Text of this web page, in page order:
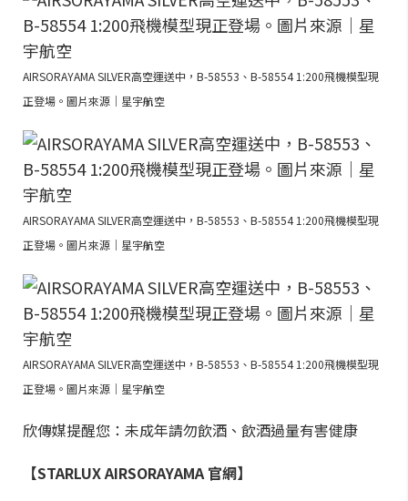
AIRSORAYAMA SILVER高空運送中，B-58553、B-58554 1:200飛機模型現
正登場。圖片來源｜星宇航空
AIRSORAYAMA SILVER高空運送中，B-58553、B-58554 1:200飛機模型現
正登場。圖片來源｜星宇航空
AIRSORAYAMA SILVER高空運送中，B-58553、B-58554 1:200飛機模型現
正登場。圖片來源｜星宇航空
欣傳媒提醒您：未成年請勿飲酒、飲酒過量有害健康
【STARLUX AIRSORAYAMA 官網】